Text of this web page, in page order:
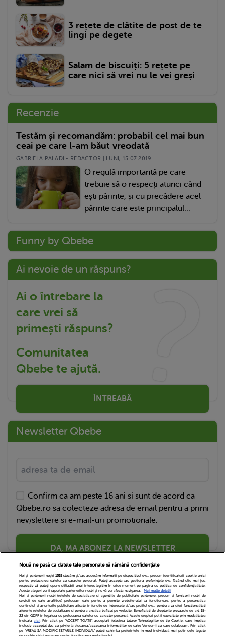
3 rețete de clătite de post de te
lingi pe degete
Salam de biscuiți: 5 rețete pe
care nici să vrei nu le vei greși
Recenzie
Testăm și recomandăm: probabil cel mai bun
ceai pe care l-am băut vreodată
GABRIELA PALADI - REDACTOR | LUNI, 15.07.2019
O regulă importantă pe care
trebuie să o respecți atunci când
ești părinte, și cu precădere acel
părinte care este principalul...
Funny by Qbebe
Ai nevoie de un răspuns?
Ai o întrebare la
care vrei să
primești răspuns?
Comunitatea
Qbebe te ajută.
ÎNTREABĂ
Newsletter Qbebe
Confirm ca am peste 16 ani si sunt de acord ca
Qbebe.ro sa colecteze adresa de email pentru a primi
newslettere si e-mail-uri promotionale.
DA, MA ABONEZ LA NEWSLETTER
Echipa Editoriala Newsletter Contact
Nouă ne pasă ca datele tale personale să rămână confidențiale
Noi și partenerii noștri 1019stocăm și/sau accesăm informații pe dispozitivul dvs., precum identificatorii cookie unici
pentru prelucrarea datelor cu caracter personal. Puteți accepta sau gestiona preferințele dvs. făcând clic mai jos,
respectiv vă puteți opune utilizării unui interes legitim în orice moment pe pagina cu politica de confidențialitate.
Aceste alegeri vor fi raportate partenerilor noștri și nu vă vor afecta navigarea.
Mai multe detalii
Noi si partenerii nostri (retelele de socializare si agentiile de publicitate partenere, precum si furnizorii nostri de
servicii de date analitice) prelucram date pentru a permite website-ului sa functioneze, pentru a personaliza
continutul si anunturile publicitare afisate in functie de interesele si/sau profilul dvs., pentru a va oferi functionalitati
aferente retelelor de socializare si pentru a analiza traficul pe website. Beneficiati de drepturile prevazute de art. 15-
22 din GDPR in legatura cu prelucrarea datelor cu caracter personal. Aceste drepturi pot fi exercitate prin modalitatea
indicataaici. Prin click pe “ACCEPT TOATE”, acceptati folosirea tuturor Tehnologiilor de tip Cookie, care implica
inclusiv acceptul dvs. cu privire la stocarea/accesarea informatiilor de catre Vendor-ii cu care colaboram. Prin click
pe “VREAU SA MODIFIC SETARILE INDIVIDUAL” puteti schimba preferintele in mod individual, mai putin cele legate